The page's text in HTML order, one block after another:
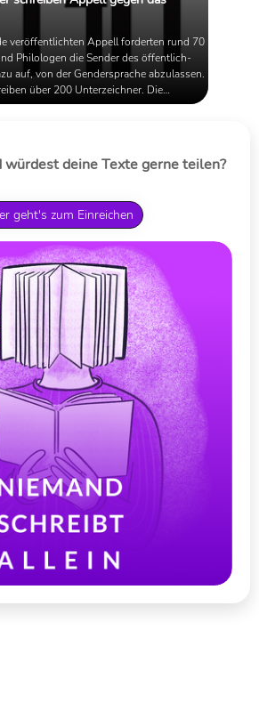
veröffentlichten Appell forderten rund 70
Philologen die Sender des öffentlich-
auf, von der Gendersprache abzulassen.
über 200 Unterzeichner. Die
Sprache", heißt es dort, sei
würdest deine Texte gerne teilen?
geht's zum Einreichen